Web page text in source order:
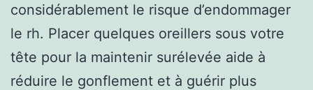
considérablement le risque d’endommager
le rh. Placer quelques oreillers sous votre
tête pour la maintenir surélevée aide à
réduire le gonflement et à guérir plus